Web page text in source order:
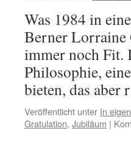
Was 1984 in
Berner Lorraine
immer noch Fit.
Philosophie,
bieten, das
Veröffentlicht unter In
Gratulation, Jubiläum |